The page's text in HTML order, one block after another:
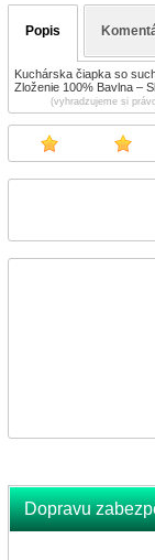
Dopravu
Popis
Kuchárska čiapka so
Zloženie 100% Bavlna –
(vyhradzujeme si